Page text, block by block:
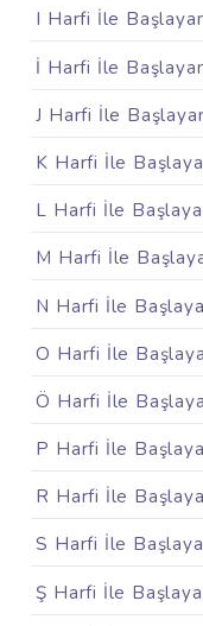
I Harfi İle
İ Harfi İle
J Harfi İle
K Harfi İle
L Harfi İle
M Harfi İle
N Harfi İle
O Harfi İle
Ö Harfi İle
P Harfi İle
R Harfi İle
S Harfi İle
Ş Harfi İle